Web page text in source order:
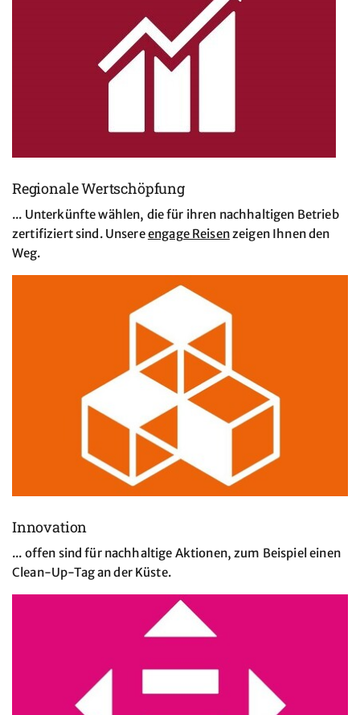
Regionale Wertschöpfung
... Unterkünfte wählen, die für ihren nachhaltigen Betrieb
zertifiziert sind. Unsereengage Reisenzeigen Ihnen den
Weg.
Innovation
... offen sind für nachhaltige Aktionen, zum Beispiel einen
Clean-Up-Tag an der Küste.